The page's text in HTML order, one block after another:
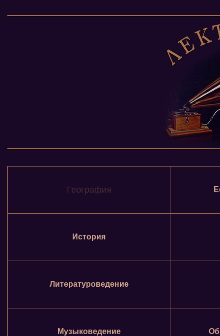
География
История
Литературоведение
Музыковедение